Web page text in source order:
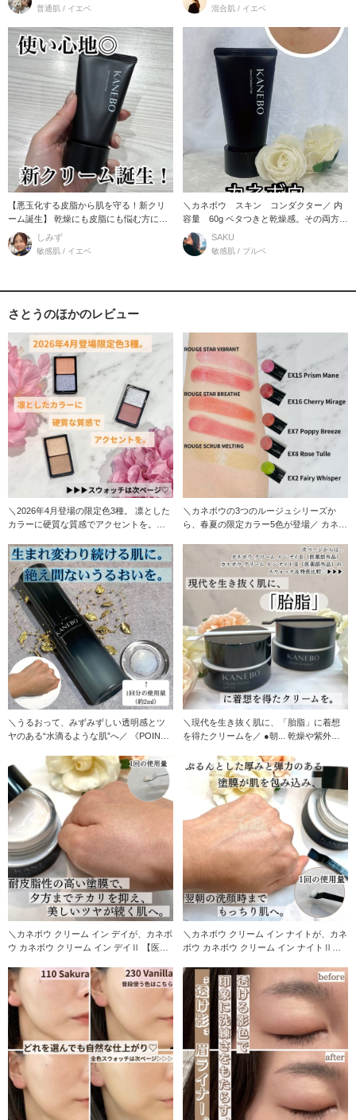
普通肌 / イエベ 混合肌 / イエベ
【悪玉化する皮脂から肌を守る！新クリ
ーム誕生】 乾燥にも皮脂にも悩む方にお
すすめのクリー
しみず
敏感肌 / イエベ
＼カネボウ スキン コンダクター／ 内
容量 60g ベタつきと乾燥感。その両方に
悩む、複
SAKU
敏感肌 / ブルベ
さとうのほかのレビュー
＼2026年4月登場の限定色3種。 凛とした
カラーに硬質な質感でアクセントを。／ E
＼カネボウの3つのルージュシリーズか
ら、春夏の限定カラー5色が登場／ カネボ
＼うるおって、みずみずしい透明感とツ
ヤのある“水滴るような肌”へ／ 《POINT
＼現代を生き抜く肌に、「胎脂」に着想
を得たクリームを／ ●朝... 乾燥や紫外線
＼カネボウ クリーム イン デイが、カネボ
ウ カネボウ クリーム イン デイⅡ 【医薬
＼カネボウ クリーム イン ナイトが、カネ
ボウ カネボウ クリーム イン ナイトⅡ